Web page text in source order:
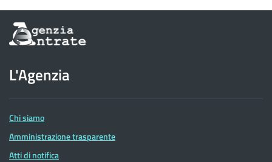
Informazioni
sul
dell'Agenzia
delle
Entrate
L'Agenzia
Chi siamo
Amministrazione trasparente
Atti di notifica